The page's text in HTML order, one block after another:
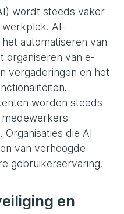
wordt steeds vaker
AI-
automatiseren van
organiseren van e-
vergaderingen en het
worden steeds
die AI
van verhoogde
gebruikerservaring.
en